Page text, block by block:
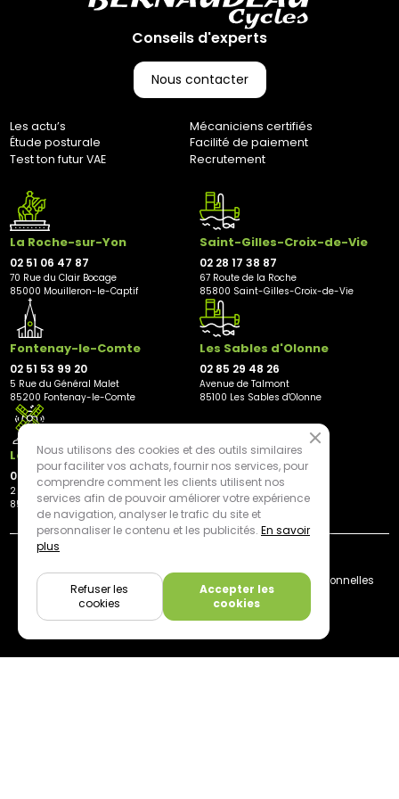
(CGV), les frais de retour sont à votre charge, sauf en cas
d'erreur de notre part. Pour toute question, n'hésitez pas à
nous contacter au 0251064787 ou par e-mail à
marketing@bernaudeaucycles.fr.
70 rue du Clair Bocage
85000, Mouilleron-Le-Captif
Conseils d'experts
Nous contacter
Les actu’s
Mécaniciens certifiés
Étude posturale
Facilité de paiement
Test ton futur VAE
Recrutement
La Roche-sur-Yon
02 51 06 47 87
70 Rue du Clair Bocage
85000 Mouilleron-le-Captif
Saint-Gilles-Croix-de-Vie
02 28 17 38 87
67 Route de la Roche
85800 Saint-Gilles-Croix-de-Vie
Fontenay-le-Comte
02 51 53 99 20
5 Rue du Général Malet
85200 Fontenay-le-Comte
Les Sables d'Olonne
02 85 29 48 26
Avenue de Talmont
85100 Les Sables d'Olonne
Les Herbiers
02 21 81 23 11
2 rue des Peupliers
85500 Les Herbiers
Livraison
Plan du site Mentions légales
Données personnelles
Cookies
Nous utilisons des cookies et des outils similaires
pour faciliter vos achats, fournir nos services, pour
comprendre comment les clients utilisent nos
services afin de pouvoir améliorer votre expérience
de navigation, analyser le trafic du site et
personnaliser le contenu et les publicités. En savoir
plus
Accepter les
cookies
Refuser les
cookies